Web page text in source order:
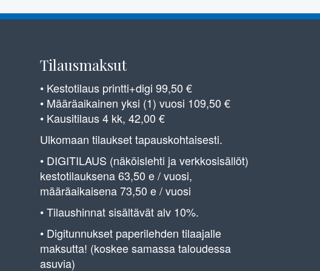
Tilausmaksut
• Kestotilaus printti+digi 99,50 €
• Määräaikainen yksi (1) vuosi 109,50 €
• Kausitilaus 4 kk, 42,00 €
Ulkomaan tilaukset tapauskohtaisesti.
• DIGITILAUS (näköislehti ja verkkosisällöt)
kestotilauksena 63,50 e / vuosi,
määräaikaisena 73,50 e / vuosi
• Tilaushinnat sisältävät alv 10%.
• Digitunnukset paperilehden tilaajalle
maksutta! (koskee samassa taloudessa
asuvia)